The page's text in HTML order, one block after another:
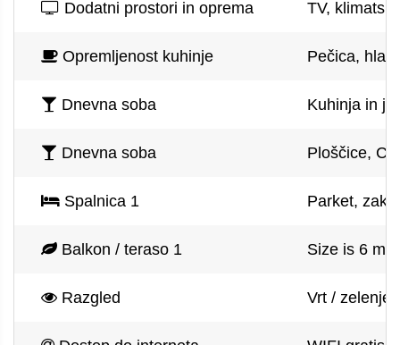
Dodatni prostori in oprema TV,
Opremljenost kuhinje Pečica,
Dnevna soba Kuhinja in
Dnevna soba Ploščice,
Spalnica 1 Parket,
Balkon / teraso 1 Size is 6
Razgled Vrt / zelenje